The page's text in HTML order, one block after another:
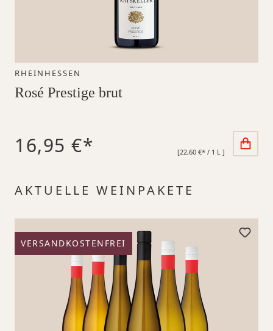
RHEINHESSEN
Rosé Prestige brut
16,95 €* [22,60 €* / 1 L ]
Produktgalerie überspringen
AKTUELLE WEINPAKETE
VERSANDKOSTENFREI